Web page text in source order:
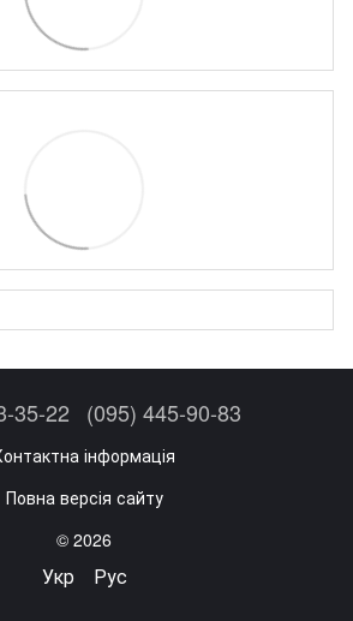
35-22 (095) 445-90-83
інформація
Повна версія сайту
© 2026
Укр Рус